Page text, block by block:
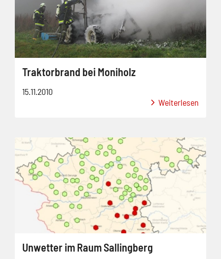
Traktorbrand bei Moniholz
15.11.2010
Weiterlesen
Unwetter im Raum Sallingberg